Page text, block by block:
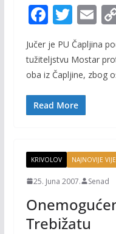
F
e
b
o
o
T
w
itt
er
E
ai
l
Jučer je PU Čapljina
tužiteljstvu Mostar
oba iz Čapljine, zbog
Read More
KRIVOLOV NAJNOVIJE
25. Juna 2007. Senad
Trebižatu